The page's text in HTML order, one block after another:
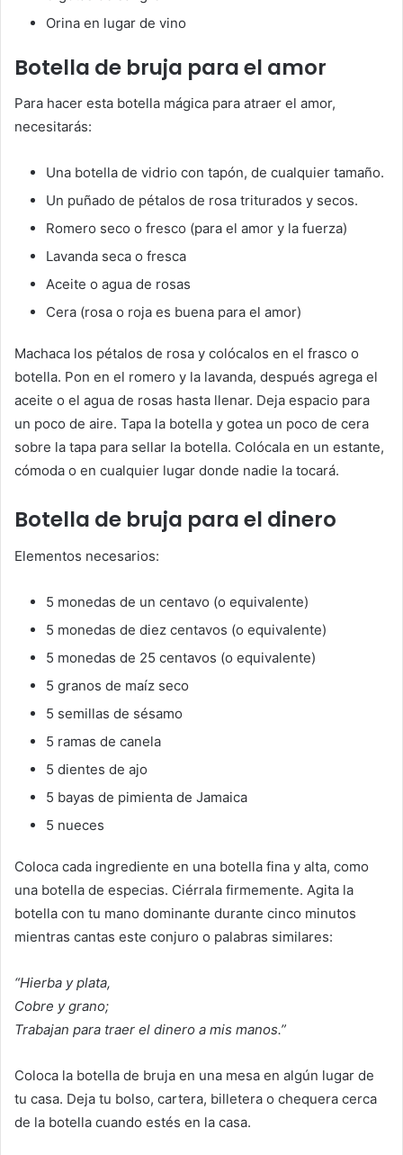
Orina en lugar de vino
Botella de bruja para el amor
Para hacer esta botella mágica para atraer el amor,
necesitarás:
Una botella de vidrio con tapón, de cualquier tamaño.
Un puñado de pétalos de rosa triturados y secos.
Romero seco o fresco (para el amor y la fuerza)
Lavanda seca o fresca
Aceite o agua de rosas
Cera (rosa o roja es buena para el amor)
Machaca los pétalos de rosa y colócalos en el frasco o
botella. Pon en el romero y la lavanda, después agrega el
aceite o el agua de rosas hasta llenar. Deja espacio para
un poco de aire. Tapa la botella y gotea un poco de cera
sobre la tapa para sellar la botella. Colócala en un estante,
cómoda o en cualquier lugar donde nadie la tocará.
Botella de bruja para el dinero
Elementos necesarios:
5 monedas de un centavo (o equivalente)
5 monedas de diez centavos (o equivalente)
5 monedas de 25 centavos (o equivalente)
5 granos de maíz seco
5 semillas de sésamo
5 ramas de canela
5 dientes de ajo
5 bayas de pimienta de Jamaica
5 nueces
Coloca cada ingrediente en una botella fina y alta, como
una botella de especias. Ciérrala firmemente. Agita la
botella con tu mano dominante durante cinco minutos
mientras cantas este conjuro o palabras similares:
“Hierba y plata,
Cobre y grano;
Trabajan para traer el dinero a mis manos.”
Coloca la botella de bruja en una mesa en algún lugar de
tu casa. Deja tu bolso, cartera, billetera o chequera cerca
de la botella cuando estés en la casa.